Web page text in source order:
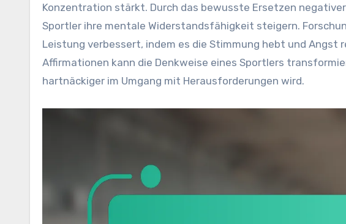
Konzentration stärkt. Durch das bewusste Ersetzen
Sportler ihre mentale Widerstandsfähigkeit steigern.
Leistung verbessert, indem es die Stimmung hebt und Angst
Affirmationen kann die Denkweise eines Sportlers
hartnäckiger im Umgang mit Herausforderungen wird.